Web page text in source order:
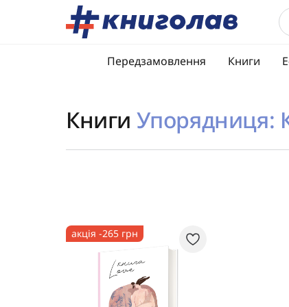
Передзамовлення Книги
Книги Упорядниця:
акція -265 грн